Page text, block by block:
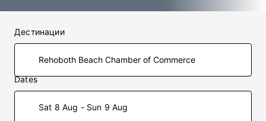
Дестинации
Dates
Sat 8 Aug - Sun 9 Aug